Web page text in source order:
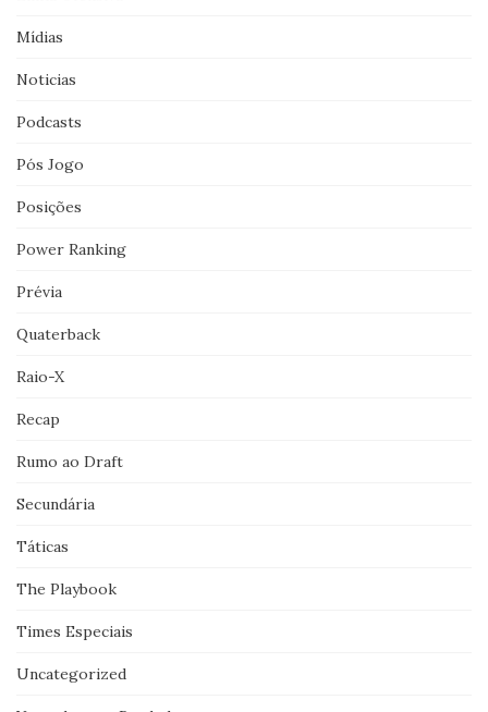
Mídias
Noticias
Podcasts
Pós Jogo
Posições
Power Ranking
Prévia
Quaterback
Raio-X
Recap
Rumo ao Draft
Secundária
Táticas
The Playbook
Times Especiais
Uncategorized